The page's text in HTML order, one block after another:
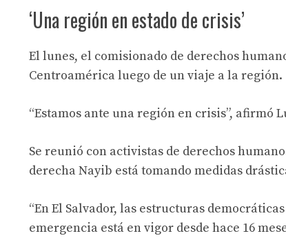
‘Una región en estado de crisis’
El lunes, el comisionado de derechos
Centroamérica luego de un viaje a la región.
“Estamos ante una región en crisis”, afirmó
Se reunió con activistas de derechos
derecha Nayib está tomando medidas
“En El Salvador, las estructuras
emergencia está en vigor desde hace 16